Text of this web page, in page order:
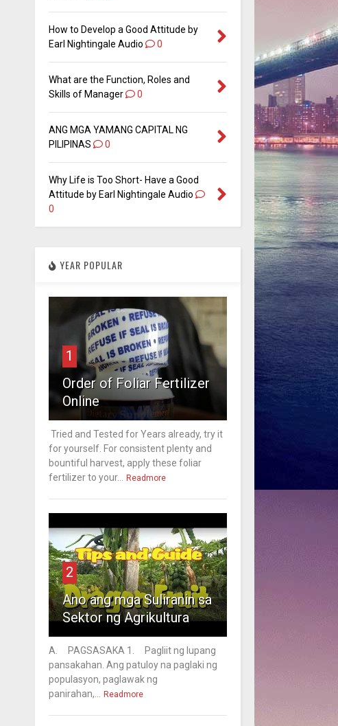
How to Develop a Good Attitude by
Earl Nightingale Audio
0
What are the Function, Roles and
Skills of Manager
0
ANG MGA YAMANG CAPITAL NG
PILIPINAS
0
Why Life is Too Short- Have a Good
Attitude by Earl Nightingale Audio
0
YEAR POPULAR
1
Order of Foliar Fertilizer
Online
Tried and Tested for Years already, try it
for yourself. For consistent plenty and
bountiful harvest, apply these foliar
fertilizer to your...
Readmore
2
Ano ang mga Suliranin sa
Sektor ng Agrikultura
A. PAGSASAKA 1. Pagliit ng lupang
pansakahan. Ang patuloy na paglaki ng
populasyon, paglawak ng
panirahan,...
Readmore